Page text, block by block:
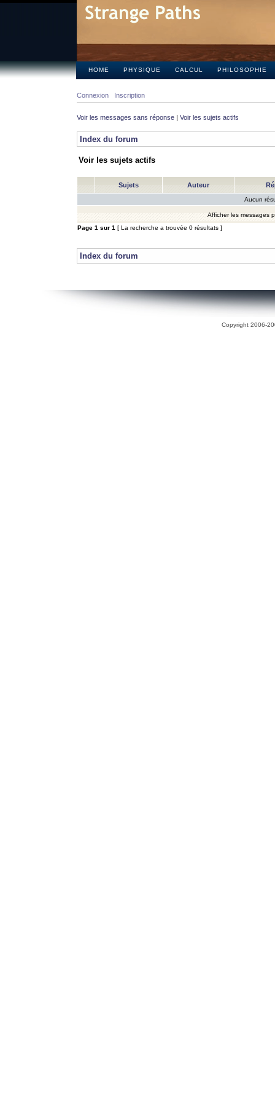
HOME PHYSIQUE CALCUL PHILOSOPHIE
Connexion Inscription
Voir les messages sans réponse | Voir les sujets actifs
Index du forum
Voir les sujets actifs
Sujets Auteur
Aucun
Afficher les messages
Page 1 sur 1 [ La recherche a trouvée 0 résultats ]
Index du forum
Copyright 2006-